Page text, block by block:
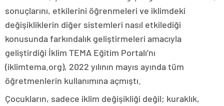
sonuçlarını, etkilerini öğrenmeleri ve iklimdeki
değişikliklerin diğer sistemleri nasıl etkilediği
konusunda farkındalık geliştirmeleri amacıyla
geliştirdiği İklim TEMA Eğitim Portalı’nı
(iklimtema.org), 2022 yılının mayıs ayında tüm
öğretmenlerin kullanımına açmıştı.
Çocukların, sadece iklim değişikliği değil; kuraklık,